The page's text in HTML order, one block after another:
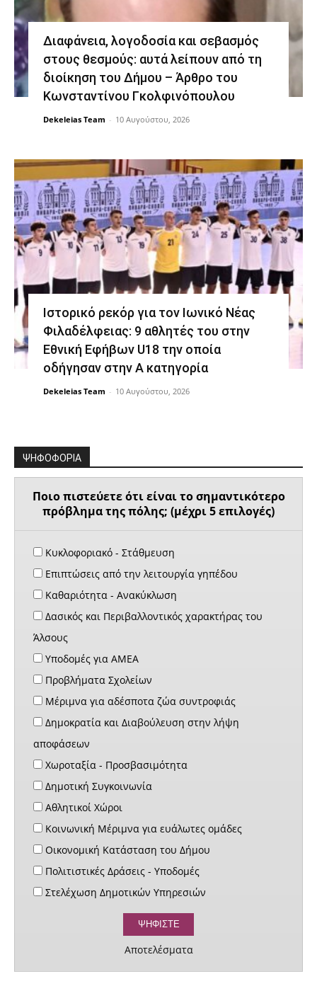
Διαφάνεια, λογοδοσία και σεβασμός
στους θεσμούς: αυτά λείπουν από τη
διοίκηση του Δήμου – Άρθρο του
Κωνσταντίνου Γκολφινόπουλου
Dekeleias Team - 10 Αυγούστου, 2026
Ιστορικό ρεκόρ για τον Ιωνικό Νέας
Φιλαδέλφειας: 9 αθλητές του στην
Εθνική Εφήβων U18 την οποία
οδήγησαν στην Α κατηγορία
Dekeleias Team - 10 Αυγούστου, 2026
ΨΗΦΟΦΟΡΙΑ
Ποιο πιστεύετε ότι είναι το σημαντικότερο
πρόβλημα της πόλης; (μέχρι 5 επιλογές)
Κυκλοφοριακό - Στάθμευση
Επιπτώσεις από την λειτουργία γηπέδου
Καθαριότητα - Ανακύκλωση
Δασικός και Περιβαλλοντικός χαρακτήρας του
Άλσους
Υποδομές για ΑΜΕΑ
Προβλήματα Σχολείων
Μέριμνα για αδέσποτα ζώα συντροφιάς
Δημοκρατία και Διαβούλευση στην λήψη
αποφάσεων
Χωροταξία - Προσβασιμότητα
Δημοτική Συγκοινωνία
Αθλητικοί Χώροι
Κοινωνική Μέριμνα για ευάλωτες ομάδες
Οικονομική Κατάσταση του Δήμου
Πολιτιστικές Δράσεις - Υποδομές
Στελέχωση Δημοτικών Υπηρεσιών
Αποτελέσματα